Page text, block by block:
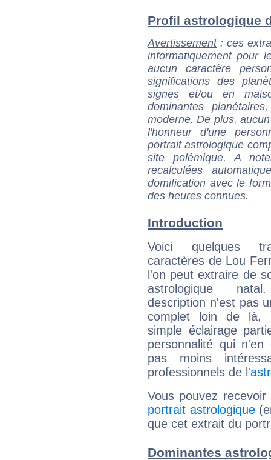
Profil astrologique
Avertissement: ces
informatiquement pour
aucun caractère
significations des
signes et/ou en
dominantes
moderne. De plus,
l'honneur d'une
portrait astrologique
site polémique. A
recalculées
domification avec le
des heures connues.
Introduction
Voici quelques
caractères de Lou
l'on peut extraire de
astrologique
description n'est pas
complet loin de là,
simple éclairage
personnalité qui n'en
pas moins
professionnels de l'
Vous pouvez
portrait astrologique
que cet extrait du
Dominantes